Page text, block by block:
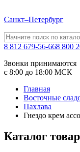
Санкт–Петербург
8 812 679-56-668 800
Звонки принимаются
с 8:00 до 18:00 МСК
Главная
Восточные
Пахлава
Гнездо крем
Каталог